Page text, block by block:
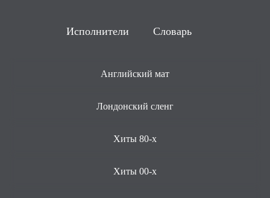
Исполнители Словарь
Английский мат
Лондонский сленг
Хиты 80-х
Хиты 00-х